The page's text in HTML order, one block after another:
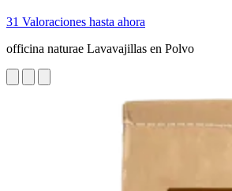
31 Valoraciones hasta ahora
officina naturae Lavavajillas en Polvo